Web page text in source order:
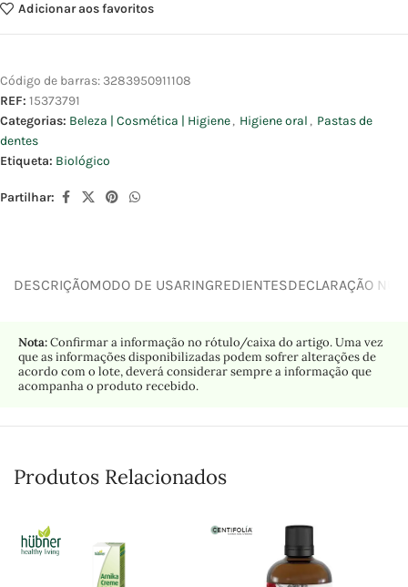
Adicionar aos favoritos
Código de barras: 3283950911108
REF: 15373791
Categorias: Beleza | Cosmética | Higiene, Higiene oral , Pastas de
dentes
Etiqueta: Biológico
Partilhar:
DESCRIÇÃOMODO DE USARINGREDIENTESDECLARAÇÃO
Nota:Confirmar a informação no rótulo/caixa do artigo. Uma vez
que as informações disponibilizadas podem sofrer alterações de
acordo com o lote, deverá considerar sempre a informação que
acompanha o produto recebido.
Produtos Relacionados